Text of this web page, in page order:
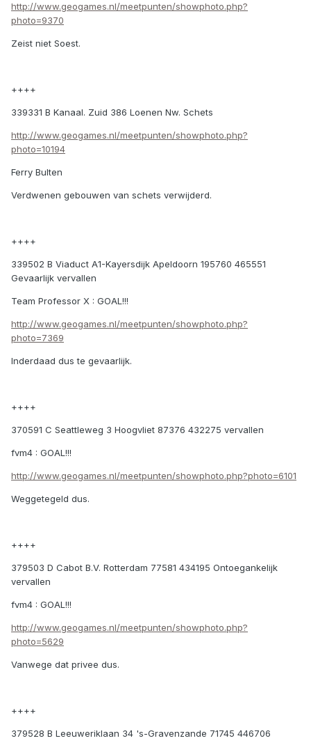
http://www.geogames.nl/meetpunten/showphoto.php?
photo=9370
Zeist niet Soest.
++++
339331 B Kanaal. Zuid 386 Loenen Nw. Schets
http://www.geogames.nl/meetpunten/showphoto.php?
photo=10194
Ferry Bulten
Verdwenen gebouwen van schets verwijderd.
++++
339502 B Viaduct A1-Kayersdijk Apeldoorn 195760 465551
Gevaarlijk vervallen
Team Professor X : GOAL!!!
http://www.geogames.nl/meetpunten/showphoto.php?
photo=7369
Inderdaad dus te gevaarlijk.
++++
370591 C Seattleweg 3 Hoogvliet 87376 432275 vervallen
fvm4 : GOAL!!!
http://www.geogames.nl/meetpunten/showphoto.php?photo=6101
Weggetegeld dus.
++++
379503 D Cabot B.V. Rotterdam 77581 434195 Ontoegankelijk
vervallen
fvm4 : GOAL!!!
http://www.geogames.nl/meetpunten/showphoto.php?
photo=5629
Vanwege dat privee dus.
++++
379528 B Leeuweriklaan 34 's-Gravenzande 71745 446706